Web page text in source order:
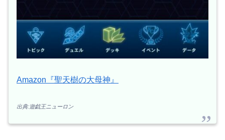
Amazon『聖天樹の大母神』
出典:遊戯王ニューロン